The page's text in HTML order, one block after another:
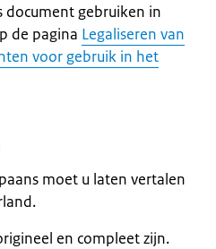
document gebruiken in
de pagina Legaliseren van
voor gebruik in het
moet u laten vertalen
en compleet zijn.